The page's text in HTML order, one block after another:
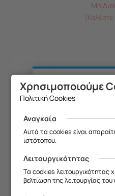
Μη
[Καλέστε
ΠΥΚΝΩΤΗΣ 4,0mF
Κωδικός:
Χρησιμοποιούμε
Πολιτική Cookies
Αναγκαία
Αυτά τα cookies είναι
ιστότοπου.
Λειτουργικότητας
Τα cookies λειτουργικότητας
βελτίωση της λειτουργίας
Θα θέλαμε να σας
κλειστή από13/
Σας
κατανόηση και